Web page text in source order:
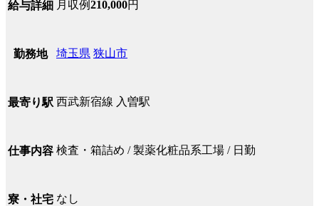
給与詳細 月収例210,000円
勤務地 埼玉県 狭山市
最寄り駅 西武新宿線 入曽駅
仕事内容 検査・箱詰め / 製薬化粧品系工場 / 日勤
寮・社宅 なし